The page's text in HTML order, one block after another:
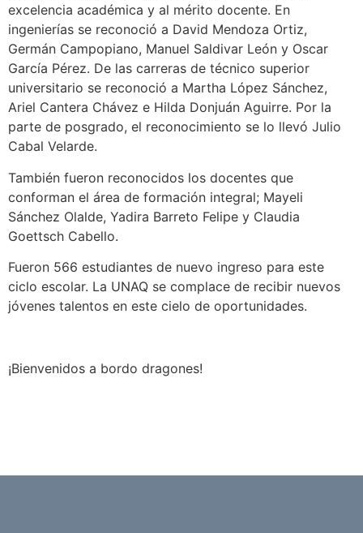
excelencia académica y al mérito docente. En
ingenierías se reconoció a David Mendoza Ortiz,
Germán Campopiano, Manuel Saldivar León y Oscar
García Pérez. De las carreras de técnico superior
universitario se reconoció a Martha López Sánchez,
Ariel Cantera Chávez e Hilda Donjuán Aguirre. Por la
parte de posgrado, el reconocimiento se lo llevó Julio
Cabal Velarde.
También fueron reconocidos los docentes que
conforman el área de formación integral; Mayeli
Sánchez Olalde, Yadira Barreto Felipe y Claudia
Goettsch Cabello.
Fueron 566 estudiantes de nuevo ingreso para este
ciclo escolar. La UNAQ se complace de recibir nuevos
jóvenes talentos en este cielo de oportunidades.
¡Bienvenidos a bordo dragones!